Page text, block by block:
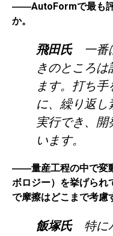
――AutoFormで最も評
か。
飛田氏一番
きのところ
ます。打ち
に、繰り返
実行でき、
います。
――量産工程の中で変
ボロジー）を挙げられ
で摩擦はどこまで考慮
飯塚氏特に